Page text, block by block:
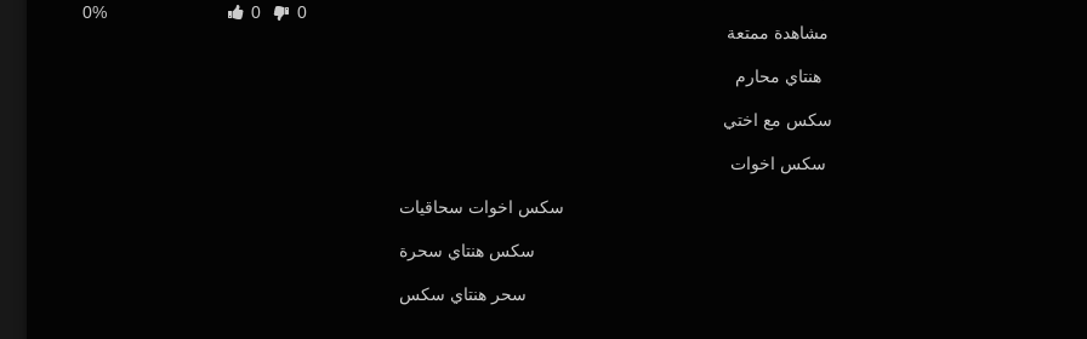
0% 0 0
مشاهدة ممتعة
هنتاي محارم
سكس مع اختي
سكس اخوات
سكس اخوات سحاقيات
سكس هنتاي سحرة
سحر هنتاي سكس